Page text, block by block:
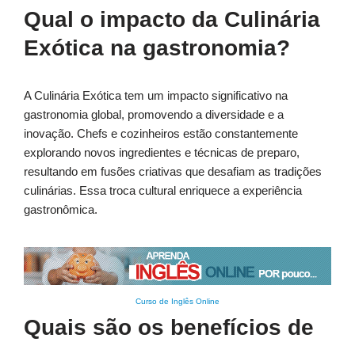
Qual o impacto da Culinária
Exótica na gastronomia?
A Culinária Exótica tem um impacto significativo na
gastronomia global, promovendo a diversidade e a
inovação. Chefs e cozinheiros estão constantemente
explorando novos ingredientes e técnicas de preparo,
resultando em fusões criativas que desafiam as tradições
culinárias. Essa troca cultural enriquece a experiência
gastronômica.
Curso de Inglês Online
Quais são os benefícios de